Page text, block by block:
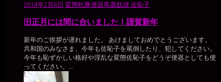
2018年2月8日 変態牝豚便器馬鹿奴隷 佐恥子
旧正月には間に合いました！謹賀新年
新年のご挨拶が遅れました。 あけましておめでとうございます。
共和国のみなさま、今年も佐恥子を罵倒したり、犯してください。
今年も恥ずかしい格好や淫乱な変態佐恥子をどうぞ便器としても使
ってください。...